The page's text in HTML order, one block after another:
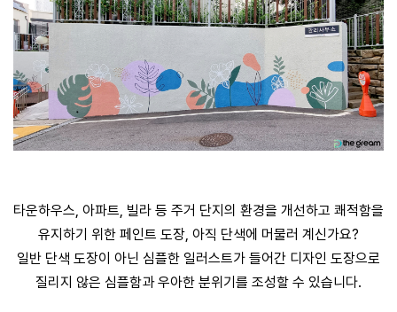
타운하우스, 아파트, 빌라 등 주거 단지의 환경을 개선하고 쾌적함을
유지하기 위한 페인트 도장, 아직 단색에 머물러 계신가요?
일반 단색 도장이 아닌 심플한 일러스트가 들어간 디자인 도장으로
질리지 않은 심플함과 우아한 분위기를 조성할 수 있습니다.